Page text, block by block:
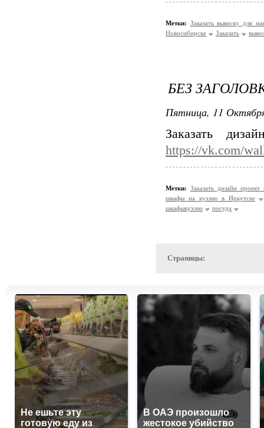
Метки: Заказать вывеску для
Новосибирске
Заказать
БЕЗ
Пятница, 11
Заказать
https://vk.com/
Метки: Заказать дизайн
шкафы на кухню в Иркутске
шкафыкухню
посуда
Страницы:
Не ешьте эту
готовую еду из
В ОАЭ произошло
жестокое убийство